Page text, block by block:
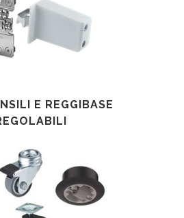
E REGGIBASE